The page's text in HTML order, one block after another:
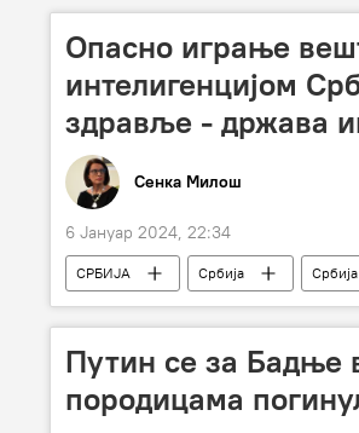
Опасно играње
интелигенцијом
здравље - држава
Сенка Милош
6 Јануар 2024, 22:34
СРБИЈА Србија
вештачка интелигенција
Путин се за Бадње
породицама